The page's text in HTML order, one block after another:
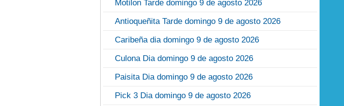
Motilon Tarde domingo 9 de agosto 2026
Antioqueñita Tarde domingo 9 de agosto 2026
Caribeña dia domingo 9 de agosto 2026
Culona Dia domingo 9 de agosto 2026
Paisita Dia domingo 9 de agosto 2026
Pick 3 Dia domingo 9 de agosto 2026